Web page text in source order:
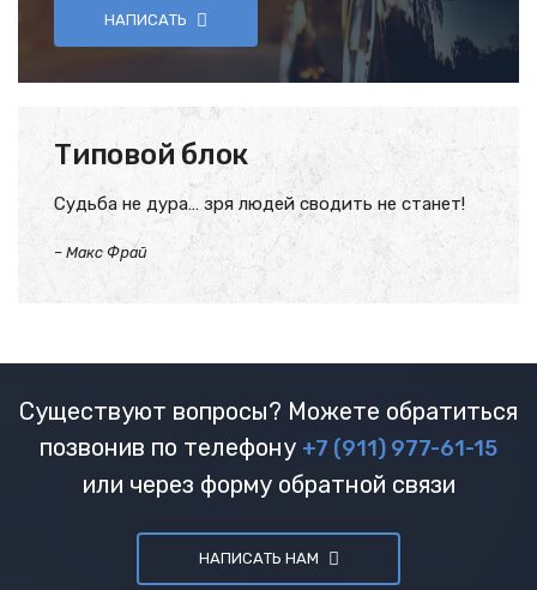
НАПИСАТЬ
Типовой блок
Судьба не дура… зря людей сводить не станет!
– Макс Фрай
Существуют вопросы? Можете обратиться
позвонив по телефону +7 (911) 977-61-15
или через форму обратной связи
НАПИСАТЬ НАМ